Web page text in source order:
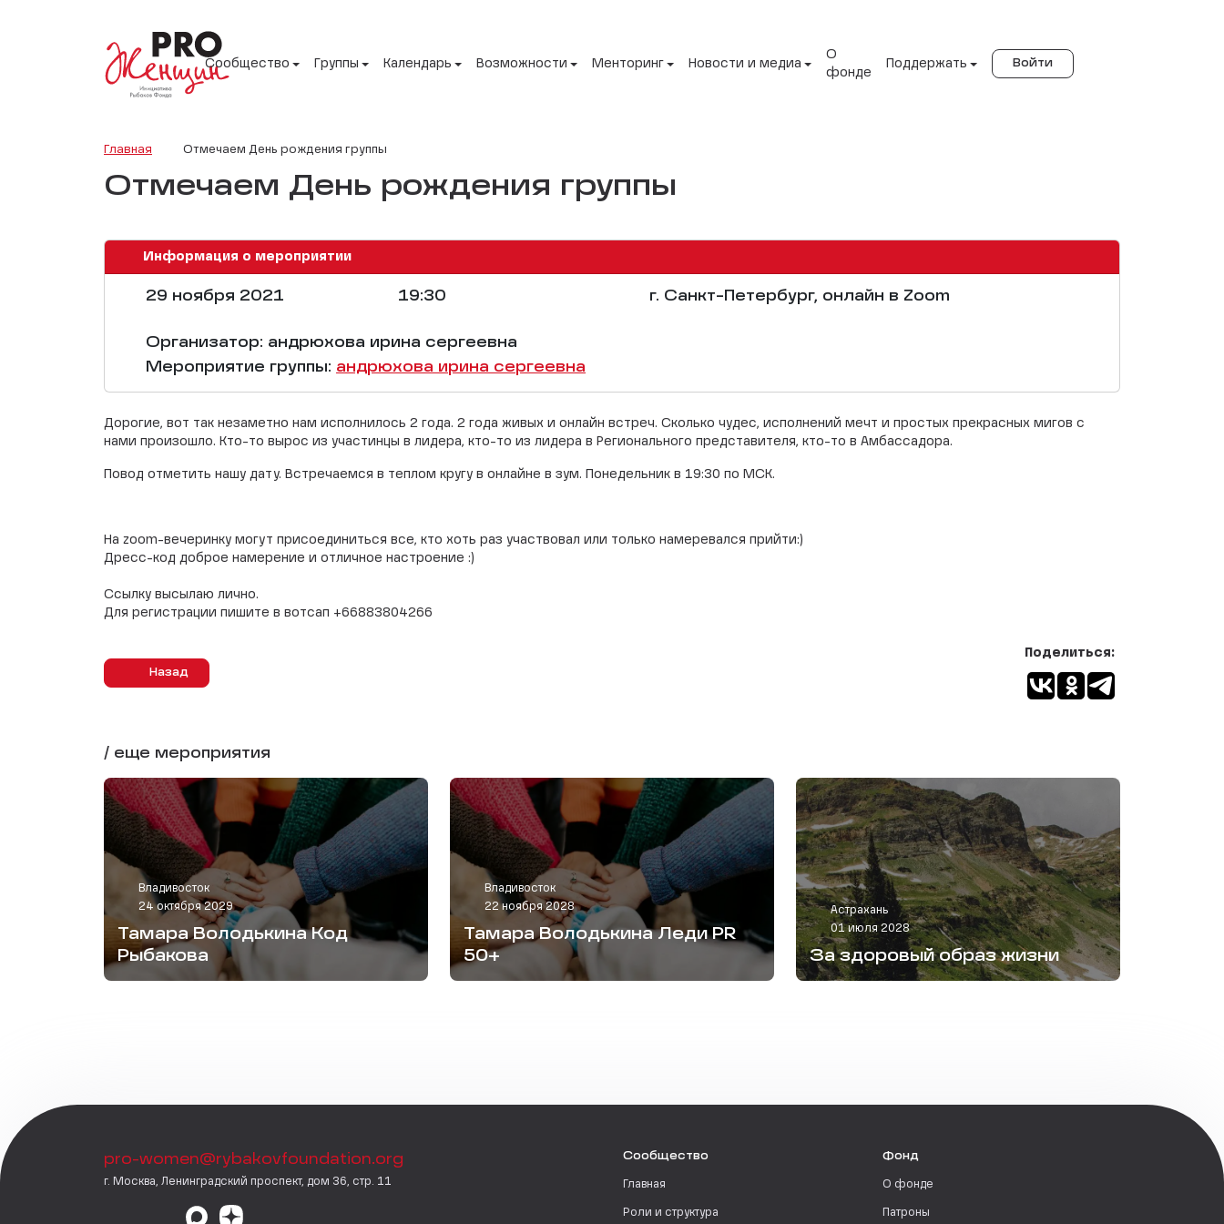
Сообщество Группы Календарь Возможности Менторинг Новости и медиа
О
фонде
Поддержать Войти
Главная Отмечаем День рождения группы
Отмечаем День рождения группы
Информация о мероприятии
29 ноября 2021 19:30 г. Санкт-Петербург, онлайн в Zoom
Организатор: андрюхова ирина сергеевна
Мероприятие группы: андрюхова ирина сергеевна
Дорогие, вот так незаметно нам исполнилось 2 года. 2 года живых и онлайн встреч. Сколько чудес, исполнений мечт и простых прекрасных мигов с
нами произошло. Кто-то вырос из участинцы в лидера, кто-то из лидера в Регионального представителя, кто-то в Амбассадора.
Повод отметить нашу дату. Встречаемся в теплом кругу в онлайне в зум. Понедельник в 19:30 по МСК.
На zoom-вечеринку могут присоединиться все, кто хоть раз участвовал или только намеревался прийти:)
Дресс-код доброе намерение и отличное настроение :)
Ссылку высылаю лично.
Для регистрации пишите в вотсап +66883804266
Назад
Поделиться:
/ еще мероприятия
Владивосток
24 октября 2029
Тамара Володькина Код
Рыбакова
Владивосток
22 ноября 2028
Тамара Володькина Леди PR
50+
Астрахань
01 июля 2028
За здоровый образ жизни
pro-women@rybakovfoundation.org
г. Москва, Ленинградский проспект, дом 36, стр. 11
Сообщество
Главная
Роли и структура
Фонд
О фонде
Патроны